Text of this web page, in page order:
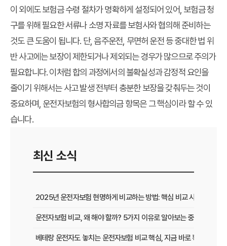
이 외에도 보험금 수령 절차가 명확하게 설정되어 있어, 보험금 청
구를 위해 필요한 서류나 소명 자료를 보험사와 협의해 준비하는
것도 큰 도움이 됩니다. 단, 음주운전, 무면허 운전 등 중대한 법 위
반 사고에는 보장이 제한되거나 제외되는 경우가 많으므로 주의가
필요합니다. 이처럼 합의 과정에서의 불확실성과 감정적 요인을
줄이기 위해서는 사고 발생 전부터 충분한 보장을 갖춰두는 것이
중요하며, 운전자보험의 형사합의금 항목은 그 핵심이라 할 수 있
습니다.
최신 소식
2025년 운전자보험 현명하게 비교하는 방법: 핵심 비교 사이트 활용
운전자보험 비교, 왜 해야 할까? 5가지 이유로 알아보는 중요성
베테랑 운전자도 놓치는 운전자보험 비교 핵심, 지금 바로 확인하세요!